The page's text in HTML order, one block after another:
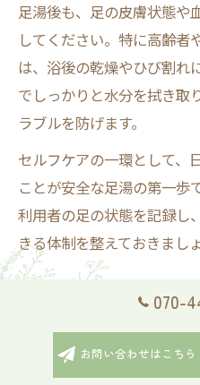
足湯後も、足の皮膚状態や
してください。特に高齢者
は、浴後の乾燥やひび割れ
でしっかりと水分を拭き取
ラブルを防げます。
セルフケアの一環として、
ことが安全な足湯の第一歩
利用者の足の状態を記録し
きる体制を整えておきましょ
足湯で気をつける健康状
足湯を行う際には、利用者
断が不可欠です。発熱や脱
070-
お問い合わせはこちら